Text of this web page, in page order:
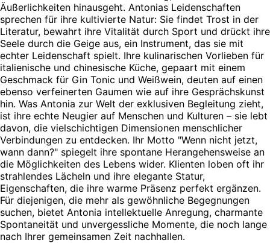
Äußerlichkeiten hinausgeht. Antonias Leidenschaften
sprechen für ihre kultivierte Natur: Sie findet Trost in der
Literatur, bewahrt ihre Vitalität durch Sport und drückt ihre
Seele durch die Geige aus, ein Instrument, das sie mit
echter Leidenschaft spielt. Ihre kulinarischen Vorlieben für
italienische und chinesische Küche, gepaart mit einem
Geschmack für Gin Tonic und Weißwein, deuten auf einen
ebenso verfeinerten Gaumen wie auf ihre Gesprächskunst
hin. Was Antonia zur Welt der exklusiven Begleitung zieht,
ist ihre echte Neugier auf Menschen und Kulturen – sie lebt
davon, die vielschichtigen Dimensionen menschlicher
Verbindungen zu entdecken. Ihr Motto "Wenn nicht jetzt,
wann dann?" spiegelt ihre spontane Herangehensweise an
die Möglichkeiten des Lebens wider. Klienten loben oft ihr
strahlendes Lächeln und ihre elegante Statur,
Eigenschaften, die ihre warme Präsenz perfekt ergänzen.
Für diejenigen, die mehr als gewöhnliche Begegnungen
suchen, bietet Antonia intellektuelle Anregung, charmante
Spontaneität und unvergessliche Momente, die noch lange
nach Ihrer gemeinsamen Zeit nachhallen.